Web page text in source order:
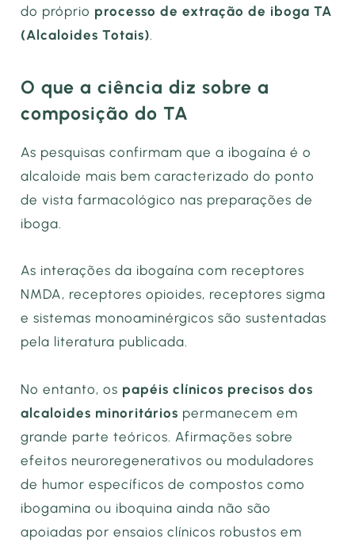
do próprio processo de extração de iboga TA
(Alcaloides Totais).
O que a ciência diz sobre a
composição do TA
As pesquisas confirmam que a ibogaína é o
alcaloide mais bem caracterizado do ponto
de vista farmacológico nas preparações de
iboga.
As interações da ibogaína com receptores
NMDA, receptores opioides, receptores sigma
e sistemas monoaminérgicos são sustentadas
pela literatura publicada.
No entanto, os papéis clínicos precisos dos
alcaloides minoritários permanecem em
grande parte teóricos. Afirmações sobre
efeitos neuroregenerativos ou moduladores
de humor específicos de compostos como
ibogamina ou iboquina ainda não são
apoiadas por ensaios clínicos robustos em